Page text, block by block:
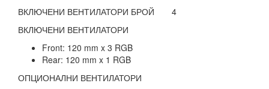
ВКЛЮЧЕНИ ВЕНТИЛАТОРИ БРОЙ
4
ВКЛЮЧЕНИ ВЕНТИЛАТОРИ
Front: 120 mm x 3 RGB
Rear: 120 mm x 1 RGB
ОПЦИОНАЛНИ ВЕНТИЛАТОРИ